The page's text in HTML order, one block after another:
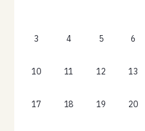
3 4 5 6
10 11 12 13
17 18 19 20